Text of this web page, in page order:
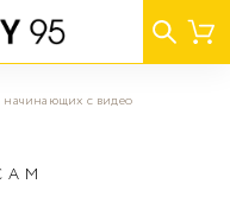
начинающих с видео